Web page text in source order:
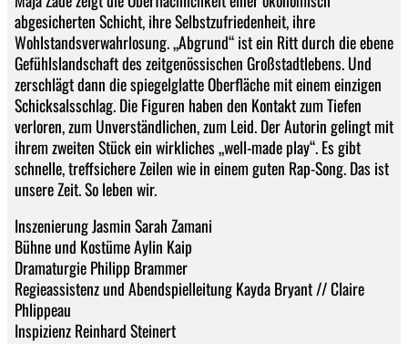
abgesicherten Schicht, ihre Selbstzufriedenheit, ihre
Wohlstandsverwahrlosung. „Abgrund“ ist ein Ritt durch die ebene
Gefühlslandschaft des zeitgenössischen Großstadtlebens. Und
zerschlägt dann die spiegelglatte Oberfläche mit einem einzigen
Schicksalsschlag. Die Figuren haben den Kontakt zum Tiefen
verloren, zum Unverständlichen, zum Leid. Der Autorin gelingt mit
ihrem zweiten Stück ein wirkliches „well-made play“. Es gibt
schnelle, treffsichere Zeilen wie in einem guten Rap-Song. Das ist
unsere Zeit. So leben wir.
Inszenierung Jasmin Sarah Zamani
Bühne und Kostüme Aylin Kaip
Dramaturgie Philipp Brammer
Regieassistenz und Abendspielleitung Kayda Bryant // Claire
Phlippeau
Inspizienz Reinhard Steinert